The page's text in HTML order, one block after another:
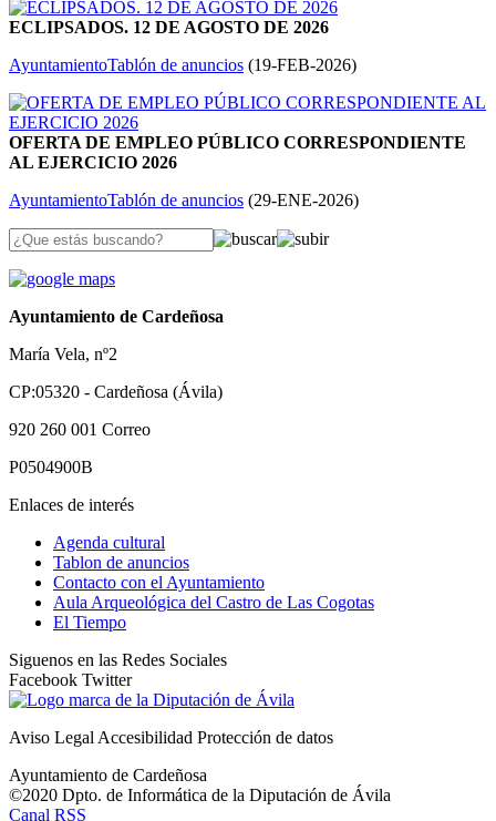
ECLIPSADOS. 12 DE AGOSTO DE 2026
AyuntamientoTablón de anuncios (19-FEB-2026)
OFERTA DE EMPLEO PÚBLICO CORRESPONDIENTE
AL EJERCICIO 2026
AyuntamientoTablón de anuncios (29-ENE-2026)
Ayuntamiento de Cardeñosa
María Vela, nº2
CP:05320 - Cardeñosa (Ávila)
920 260 001 Correo
P0504900B
Enlaces de interés
Agenda cultural
Tablon de anuncios
Contacto con el Ayuntamiento
Aula Arqueológica del Castro de Las Cogotas
El Tiempo
Siguenos en las Redes Sociales
Facebook Twitter
Aviso LegalAccesibilidad Protección de datos
Ayuntamiento de Cardeñosa
©2020 Dpto. de Informática de la Diputación de Ávila
Canal RSS